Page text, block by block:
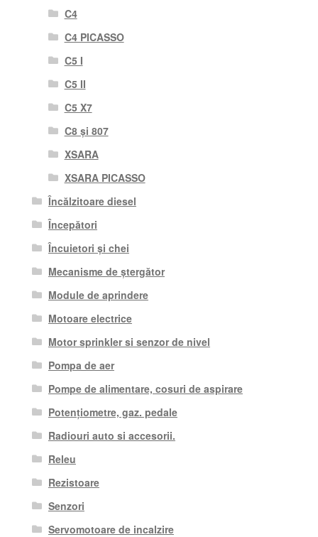
C4
C4 PICASSO
C5 I
C5 II
C5 X7
C8 și 807
XSARA
XSARA PICASSO
Încălzitoare diesel
Începători
Încuietori și chei
Mecanisme de ștergător
Module de aprindere
Motoare electrice
Motor sprinkler si senzor de nivel
Pompa de aer
Pompe de alimentare, cosuri de aspirare
Potențiometre, gaz. pedale
Radiouri auto si accesorii.
Releu
Rezistoare
Senzori
Servomotoare de incalzire